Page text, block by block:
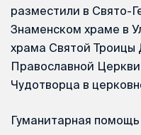
разместили в Свято-
Знаменском храме в
храма Святой Троицы
Православной
Чудотворца в
Гуманитарная помощь